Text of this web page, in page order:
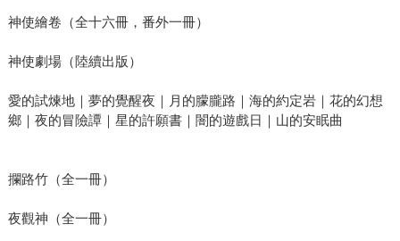
神使繪卷（全十六冊，番外一冊）
神使劇場（陸續出版）
愛的試煉地｜夢的覺醒夜｜月的朦朧路｜海的約定岩｜花的幻想
鄉｜夜的冒險譚｜星的許願書｜闇的遊戲日｜山的安眠曲
攔路竹（全一冊）
夜觀神（全一冊）